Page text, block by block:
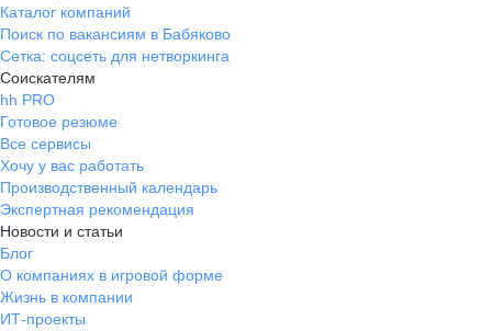
Каталог компаний
Поиск по вакансиям в Бабяково
Сетка: соцсеть для нетворкинга
Соискателям
hh PRO
Готовое резюме
Все сервисы
Хочу у вас работать
Производственный календарь
Экспертная рекомендация
Новости и статьи
Блог
О компаниях в игровой форме
Жизнь в компании
ИТ-проекты